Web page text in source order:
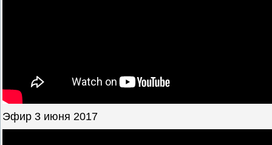
Эфир 3 июня 2017